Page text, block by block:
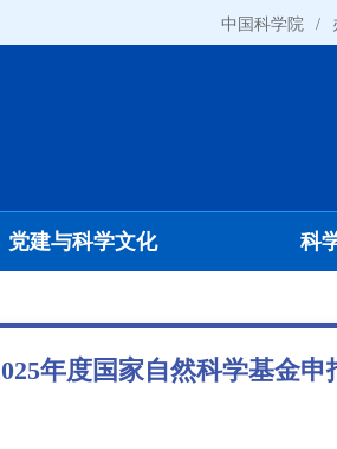
中国科学院 /
党建与科学文化 科
年度国家自然科学基金申